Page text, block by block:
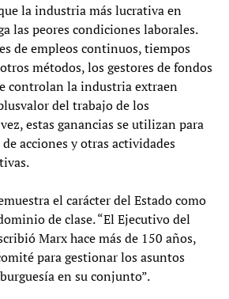
la industria más lucrativa en
las peores condiciones laborales.
de empleos continuos, tiempos
métodos, los gestores de fondos
controlan la industria extraen
del trabajo de los
estas ganancias se utilizan para
acciones y otras actividades
el carácter del Estado como
de clase. “El Ejecutivo del
Marx hace más de 150 años,
para gestionar los asuntos
en su conjunto”.